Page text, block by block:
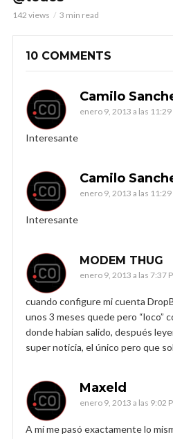
142 views 3 min read
10 COMMENTS
Camilo
enero 9, 2013 a las 11:29
Interesante
Camilo
enero 9, 2013 a las 11:29
Interesante
MODEM THUG
enero 9, 2013 a las 7:37
cuando configure mi cuenta
unos 3 meses quede pero “loco”
donde habían salido, después
super noticia, el único pero que
Maxeld
enero 9, 2013 a las 9:02
A mí me pasó exactamente lo